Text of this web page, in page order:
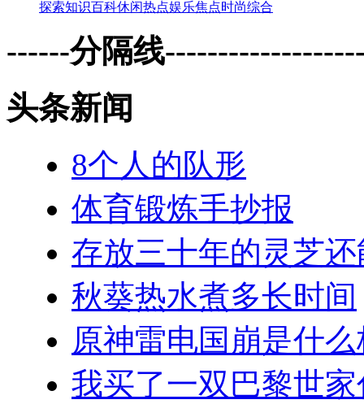
探索知识百科休闲热点娱乐焦点时尚综合
------分隔线
头条新闻
8个人的队形
体育锻炼手抄报
存放三十年的灵芝
秋葵热水煮多长时间
原神雷电国崩是什么
我买了一双巴黎世